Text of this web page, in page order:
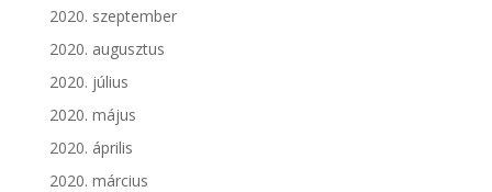
2020. szeptember
2020. augusztus
2020. július
2020. május
2020. április
2020. március